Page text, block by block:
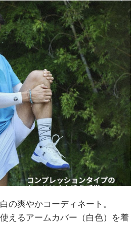
の爽やかコーディネート。
えるアームカバー（白色）を着